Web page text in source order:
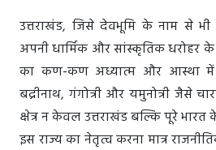
उत्तराखंड, जिसे देवभूमि के नाम से
अपनी धार्मिक और सांस्कृतिक धरोहर
का कण-कण अध्यात्म और आस्था में
बद्रीनाथ, गंगोत्री और यमुनोत्री जैसे
क्षेत्र न केवल उत्तराखंड बल्कि पूरे
इस राज्य का नेतृत्व करना मात्र